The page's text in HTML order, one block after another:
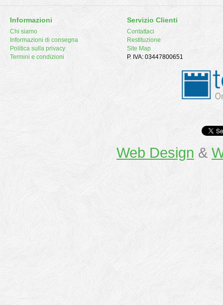
Informazioni
Chi siamo
Informazioni di consegna
Politica sulla privacy
Termini e condizioni
Servizio Clienti
Contattaci
Restituzione
Site Map
P. IVA: 03447800651
Web Design &